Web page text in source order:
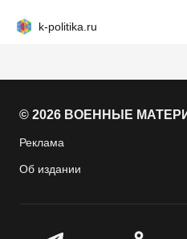
k-politika.ru
© 2026 ВОЕННЫЕ
Реклама
Об издании